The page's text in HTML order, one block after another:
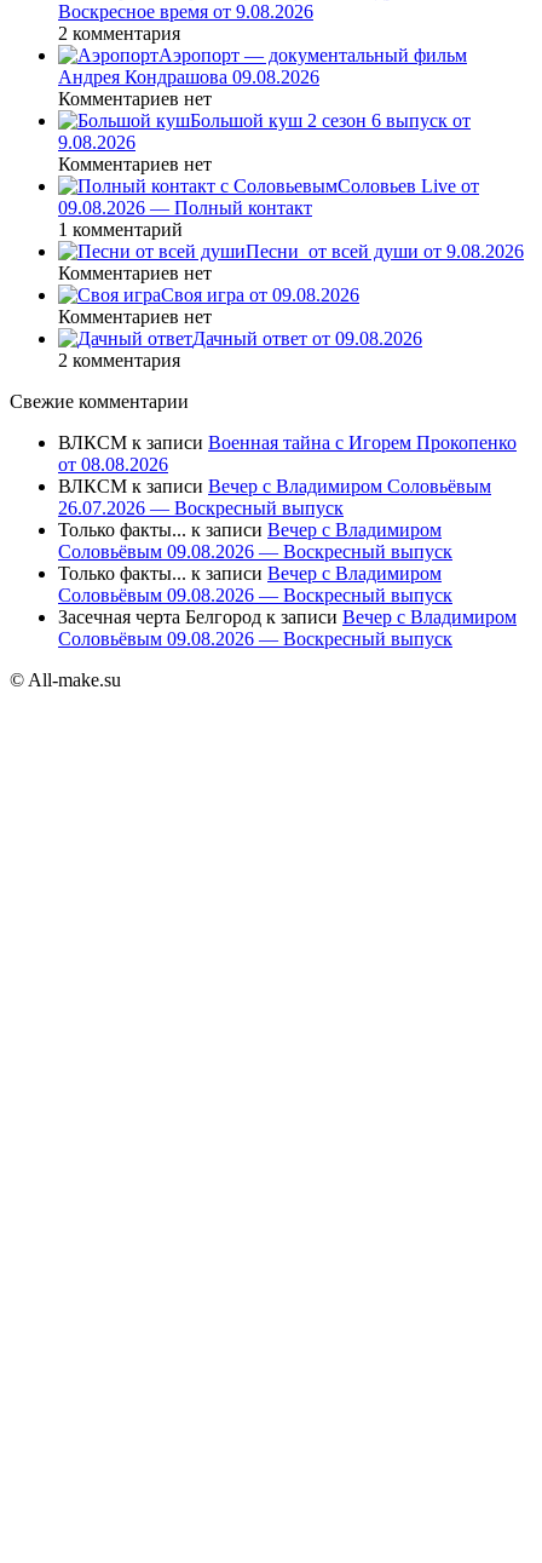
Воскресное время от 9.08.2026
2 комментария
Аэропорт — документальный фильм
Андрея Кондрашова 09.08.2026
Комментариев нет
Большой куш 2 сезон 6 выпуск от
9.08.2026
Комментариев нет
Соловьев Live от
09.08.2026 — Полный контакт
1 комментарий
Песни_от всей души от 9.08.2026
Комментариев нет
Своя игра от 09.08.2026
Комментариев нет
Дачный ответ от 09.08.2026
2 комментария
Свежие комментарии
ВЛКСМ к записи Военная тайна с Игорем Прокопенко
от 08.08.2026
ВЛКСМ к записи Вечер с Владимиром Соловьёвым
26.07.2026 — Воскресный выпуск
Только факты... к записи Вечер с Владимиром
Соловьёвым 09.08.2026 — Воскресный выпуск
Только факты... к записи Вечер с Владимиром
Соловьёвым 09.08.2026 — Воскресный выпуск
Засечная черта Белгород к записи Вечер с Владимиром
Соловьёвым 09.08.2026 — Воскресный выпуск
© All-make.su